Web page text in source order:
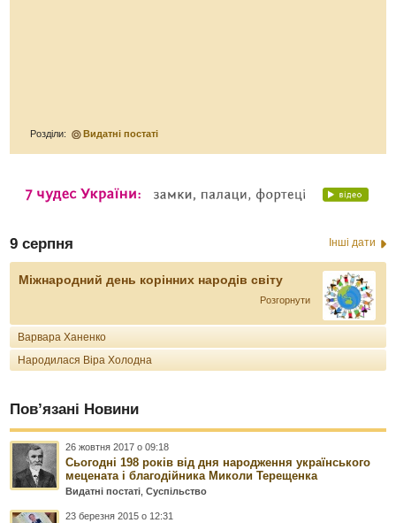
Розділи: Видатні постаті
9 серпня Інші дати
Міжнародний день корінних народів світу
Розгорнути
Варвара Ханенко
Народилася Віра Холодна
Пов’язані Новини
26 жовтня 2017 о 09:18
Сьогодні 198 років від дня народження українського
мецената і благодійника Миколи Терещенка
Видатні постаті ,Суспільство
23 березня 2015 о 12:31